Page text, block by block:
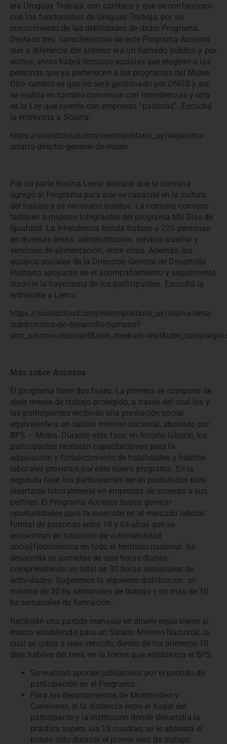
era Uruguay Trabaja, con cambios y que se confeccionó
con los funcionarios de Uruguay Trabaja, por su
conocimiento de las debilidades de dicho Programa.
Destacó tres características de este Programa Accesos
que a diferencia del anterior era un llamado público y por
sorteo, ahora habrá técnicos sociales que elegirán a las
personas que ya pertenecen a los programas del Mides.
Otro cambio es que no será gestionado por ONGS y así
se realiza en cambio convenios con intendencias y otra
es la Ley que cuenta con empresas “padrinas”. Escuchá
la entrevista a Sciarra:
https://soundcloud.com/metropolitano_uy/alejandro-
sciarra-director-general-de-mides
Por su parte Rosina Lema destacó que la comuna
agregó al Programa para que se capacite en la cultura
del trabajo y es necesario boletos. La comuna convocó
también a mujeres integrantes del programa Mil Días de
Igualdad. La Intendencia brinda trabajo a 225 personas
en diversas áreas: administración, servicio auxiliar y
servicios de alimentación, entre otros. Además, los
equipos sociales de la Dirección General de Desarrollo
Humano apoyarán en el acompañamiento y seguimiento
durante la trayectoria de los participantes. Escuchá la
entrevista a Lema;
https://soundcloud.com/metropolitano_uy/rosina-lema-
subdirectora-de-desarrollo-humano?
Más sobre Accesos
El programa tiene dos fases. La primera se compone de
siete meses de trabajo protegido, a través del cual los y
las participantes recibirán una prestación social
equivalente a un salario mínimo nacional, abonado por
BPS – Mides. Durante esta fase, en horario laboral, los
participantes recibirán capacitaciones para la
adquisición y fortalecimiento de habilidades y hábitos
laborales provistos por este nuevo programa. En la
segunda fase, los participantes serán postulados para
insertarse laboralmente en empresas de acuerdo a sus
perfiles. El Programa Accesos busca generar
oportunidades para la inserción en el mercado laboral
formal de personas entre 18 y 64 años que se
encuentran en situación de vulnerabilidad
socio[1]económica en todo el territorio nacional. Se
desarrolla en jornadas de seis horas diarias,
comprendiendo un total de 30 horas semanales de
actividades. Sugerimos la siguiente distribución: un
mínimo de 20 hs semanales de trabajo y no más de 10
hs semanales de formación.
Recibirán una partida mensual en dinero equivalente al
monto establecido para un Salario Mínimo Nacional, la
cual se cobra a mes vencido, dentro de los primeros 10
días hábiles del mes, en la forma que establezca el BPS.
Se realizan aportes jubilatorios por el período de
participación en el Programa.
Para los departamentos de Montevideo y
Canelones, si la distancia entre el hogar del
participante y la institución donde desarrolla la
práctica supera las 15 cuadras, se le abonará el
boleto sólo durante el primer mes de trabajo.